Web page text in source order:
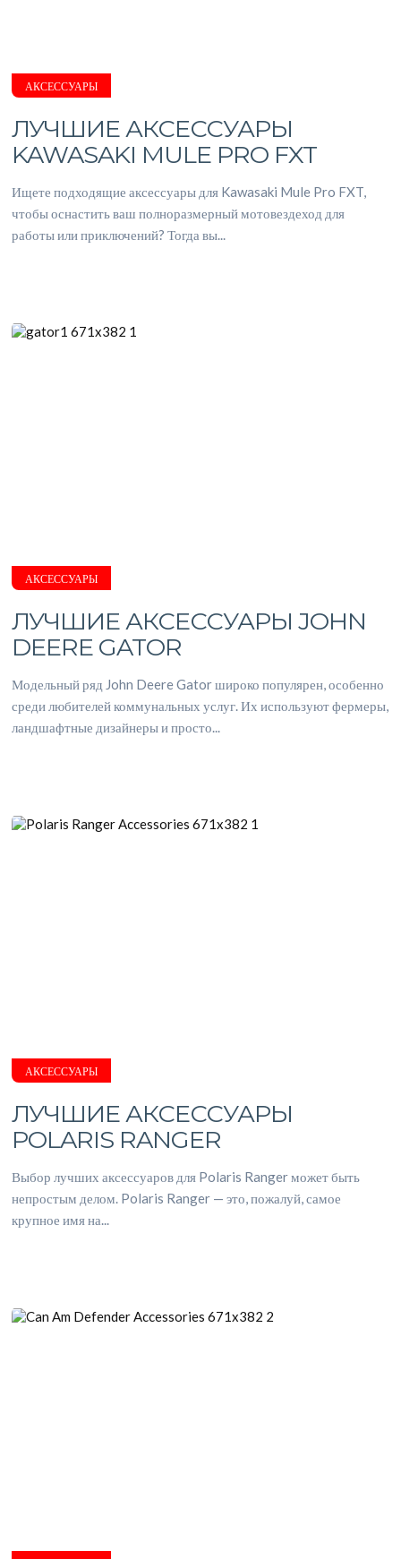
АКСЕССУАРЫ
ЛУЧШИЕ АКСЕССУАРЫ
KAWASAKI MULE PRO FXT
Ищете подходящие аксессуары для Kawasaki Mule Pro FXT,
чтобы оснастить ваш полноразмерный мотовездеход для
работы или приключений? Тогда вы...
АКСЕССУАРЫ
ЛУЧШИЕ АКСЕССУАРЫ JOHN
DEERE GATOR
Модельный ряд John Deere Gator широко популярен, особенно
среди любителей коммунальных услуг. Их используют фермеры,
ландшафтные дизайнеры и просто...
АКСЕССУАРЫ
ЛУЧШИЕ АКСЕССУАРЫ
POLARIS RANGER
Выбор лучших аксессуаров для Polaris Ranger может быть
непростым делом. Polaris Ranger — это, пожалуй, самое
крупное имя на...